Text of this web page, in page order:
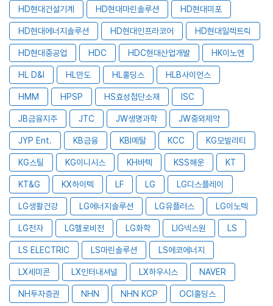
HD현대건설기계 HD현대마린솔루션 HD현대미포
HD현대에너지솔루션 HD현대인프라코어 HD현대일렉트릭
HD현대중공업 HDC HDC현대산업개발 HK이노엔
HL D&I HL만도 HL홀딩스 HLB사이언스
HMM HPSP HS효성첨단소재 ISC
JB금융지주 JTC JW생명과학 JW중외제약
JYP Ent. KB금융 KBI메탈 KCC KG모빌리티
KG스틸 KG이니시스 KH바텍 KSS해운 KT
KT&G KX하이텍 LF LG LG디스플레이
LG생활건강 LG에너지솔루션 LG유플러스 LG이노텍
LG전자 LG헬로비전 LG화학 LIG넥스원 LS
LS ELECTRIC LS마린솔루션 LS에코에너지
LX세미콘 LX인터내셔널 LX하우시스 NAVER
NH투자증권 NHN NHN KCP OCI홀딩스